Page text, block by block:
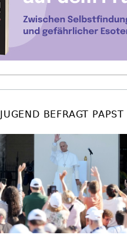
JUGEND BEFRAGT PAPST